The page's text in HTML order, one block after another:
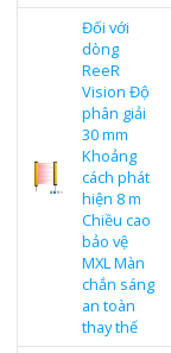
Đối với
dòng
ReeR
Vision Độ
phân giải
30 mm
Khoảng
cách phát
hiện 8 m
Chiều cao
bảo vệ
MXL Màn
chắn sáng
an toàn
thay thế